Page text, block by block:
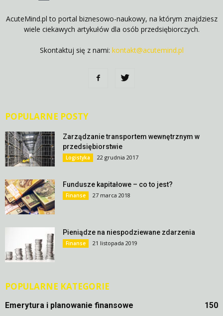
AcuteMind.pl to portal biznesowo-naukowy, na którym znajdziesz
wiele ciekawych artykułów dla osób przedsiębiorczych.
Skontaktuj się z nami: kontakt@acutemind.pl
POPULARNE POSTY
Zarządzanie transportem wewnętrznym w
przedsiębiorstwie
Logistyka 22 grudnia 2017
Fundusze kapitałowe – co to jest?
Finanse 27 marca 2018
Pieniądze na niespodziewane zdarzenia
Finanse 21 listopada 2019
POPULARNE KATEGORIE
Emerytura i planowanie finansowe
150